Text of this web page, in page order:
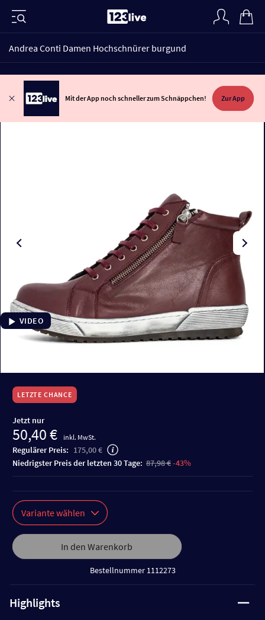
Andrea Conti Damen Hochschnürer burgund
Mit der App noch schneller zum Schnäppchen! Zur App
VIDEO
LETZTE CHANCE
Jetzt nur
50,40 € inkl. MwSt.
Regulärer Preis: 175,00 €
niedrigster Preis der letzten 30 Tage: 87,98 €-43%
Variante wählen
In den Warenkorb
Bestellnummer 1112273
Highlights